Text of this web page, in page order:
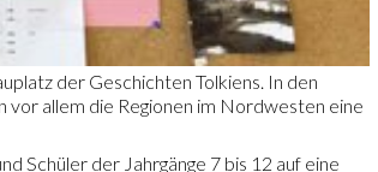
der Geschichten Tolkiens. In den
vor allem die Regionen im Nordwesten eine
Schüler der Jahrgänge 7 bis 12 auf eine